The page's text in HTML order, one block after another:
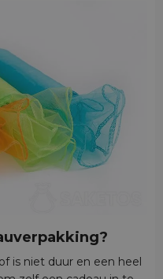
is niet duur en een heel